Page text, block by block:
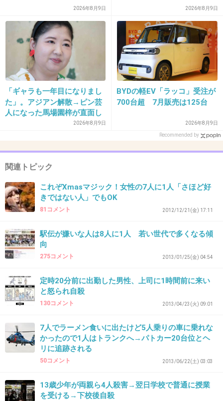
面を目の前で見せつけてトラウマにさせる事に
よって、恨みを晴らそうとしたのかもしれな
い。
+38 -0
2013/10/18(金) 19:55:03
地元だけどあんまりいいイメージがないみたい
+28 -1
36. 匿名2013/10/18(金) 20:00:53
関東で銃持ったまま失踪してる警察がいます。
私服に着替えて警察の服は駅のトイレに置いて
新幹線に乗ったらしいです。
37. 匿名 2013/10/18(金) 20:05:33
その友人と何かあったのかな？
あとこれで思い出したんだけど同級生の男の子
呼び出して目の前で飛び降りた子の件はどうな
2026年8月9日 2026年8月9日
「ギャラも一年目になりまし
た」。アジアン解散→ピン芸
人になった馬場園梓が直面し
た現実、そして携える芸人と
2026年8月9日
BYDの軽EV「ラッコ」受注が
700台超 7月販売は125台
2026年8月9日
Recommended by
関連トピック
これぞXmasマジック！女性の7人に1人「さほど好
きではない人」でもOK
81コメント 2012/12/21(金) 17:11
駅伝が嫌いな人は8人に1人 若い世代で多くなる傾
向
275コメント 2013/01/25(金) 04:54
定時20分前に出勤した男性、上司に1時間前に来い
と怒られ自殺
130コメント 2013/04/23(火) 09:01
7人でラーメン食いに出たけど5人乗りの車に乗れな
かったので1人はトランクへ→パトカー20台位とヘ
リに追跡される
50コメント 2013/06/22(土) 03:03
13歳少年が両親ら4人殺害→翌日学校で普通に授業
を受ける→下校後自殺